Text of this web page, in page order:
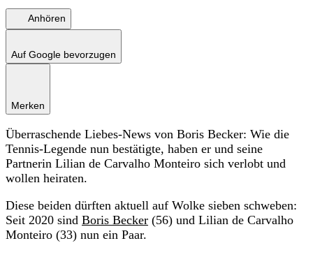
Anhören
Auf Google bevorzugen
Merken
Überraschende Liebes-News von Boris Becker: Wie die
Tennis-Legende nun bestätigte, haben er und seine
Partnerin Lilian de Carvalho Monteiro sich verlobt und
wollen heiraten.
Diese beiden dürften aktuell auf Wolke sieben schweben:
Seit 2020 sind Boris Becker (56) und Lilian de Carvalho
Monteiro (33) nun ein Paar.